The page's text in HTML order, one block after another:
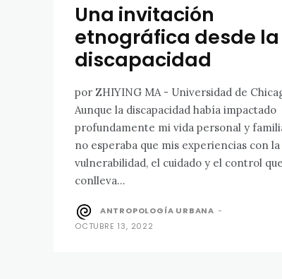
Una invitación
etnográfica desde la
discapacidad
por ZHIYING MA - Universidad de
Aunque la discapacidad había impactado
profundamente mi vida personal y
no esperaba que mis experiencias con la
vulnerabilidad, el cuidado y el control que
conlleva...
ANTROPOLOGÍA URBANA -
OCTUBRE 13, 2022